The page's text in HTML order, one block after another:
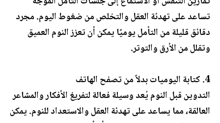
تساعد على تهدئة العقل والتخلص من ضغوط اليوم. مجرد
دقائق قليلة من التأمل يوميًا يمكن أن تعزز النوم العميق
وتقلل من الأرق والتوتر.
4. كتابة اليوميات بدلاً من تصفح الهاتف
التدوين قبل النوم يُعد وسيلة فعالة لتفريغ الأفكار والمشاعر
العالقة، مما يساعد على تهدئة العقل والاستعداد للنوم. يمكن